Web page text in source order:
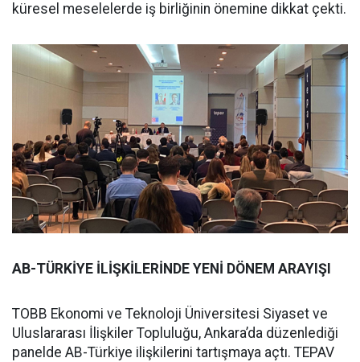
küresel meselelerde iş birliğinin önemine dikkat çekti.
AB-TÜRKİYE İLİŞKİLERİNDE YENİ DÖNEM ARAYIŞI
TOBB Ekonomi ve Teknoloji Üniversitesi Siyaset ve
Uluslararası İlişkiler Topluluğu, Ankara’da düzenlediği
panelde AB-Türkiye ilişkilerini tartışmaya açtı. TEPAV